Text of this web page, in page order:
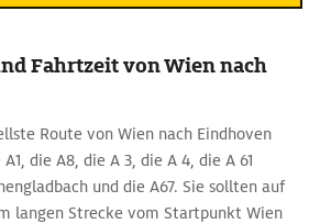
Fahrtzeit von Wien nach
Route von Wien nach Eindhoven
die A8, die A 3, die A 4, die A 61
und die A67. Sie sollten auf
langen Strecke vom Startpunkt Wien